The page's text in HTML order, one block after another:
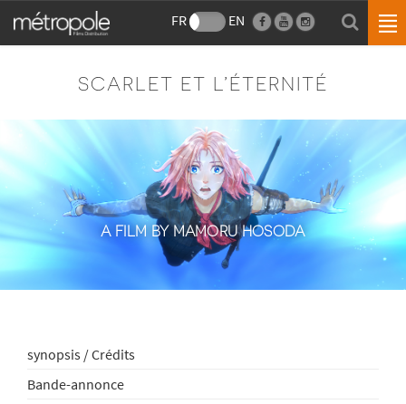
FR EN
SCARLET ET L’ÉTERNITÉ
A FILM BY MAMORU HOSODA
synopsis / Crédits
Bande-annonce